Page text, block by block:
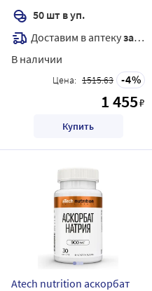
50 шт в уп.
Доставим в аптекузавтра
В наличии
Цена: 1515.63 4
1 455₽
Купить
Atech nutrition аскорбат